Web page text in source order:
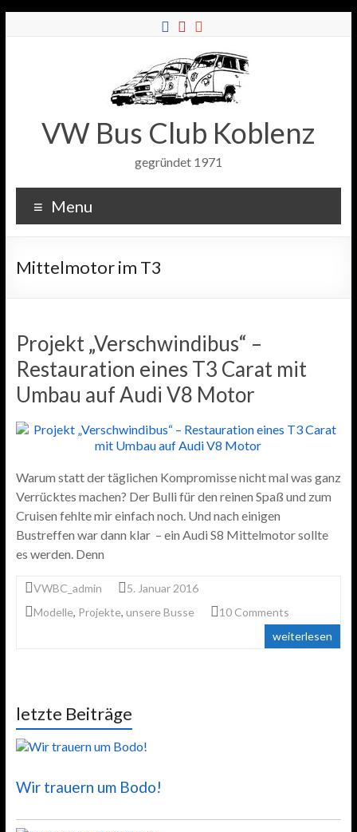
VW Bus Club Koblenz
gegründet 1971
Menu
Mittelmotor im T3
Projekt „Verschwindibus“ –
Restauration eines T3 Carat mit
Umbau auf Audi V8 Motor
Warum statt der täglichen Kompromisse nicht mal was ganz
Verrücktes machen? Der Bulli für den reinen Spaß und zum
Cruisen fehlte mir einfach noch. Und nach einigen
Bustreffen war dann klar – ein Audi S8 Mittelmotor sollte
es werden. Denn
VWBC_admin
5. Januar 2016
Modelle, Projekte, unsere Busse
10 Comments
weiterlesen
letzte Beiträge
Wir trauern um Bodo!